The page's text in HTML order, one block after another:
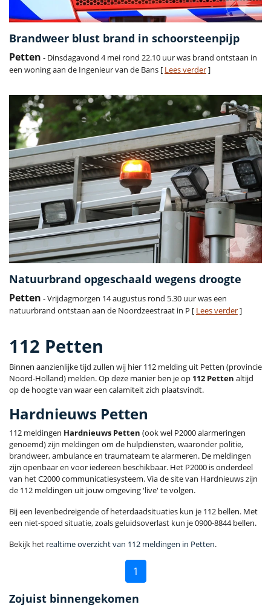
Brandweer blust brand in schoorsteenpijp
Petten - Dinsdagavond 4 mei rond 22.10 uur was brand ontstaan in
een woning aan de Ingenieur van de Bans [ Lees verder]
Natuurbrand opgeschaald wegens droogte
Petten - Vrijdagmorgen 14 augustus rond 5.30 uur was een
natuurbrand ontstaan aan de Noordzeestraat in P [ Lees verder]
112 Petten
Binnen aanzienlijke tijd zullen wij hier 112 melding uit Petten (provincie
Noord-Holland) melden. Op deze manier ben je op 112 Petten altijd
op de hoogte van waar een calamiteit zich plaatsvindt.
Hardnieuws Petten
112 meldingen Hardnieuws Petten (ook wel P2000 alarmeringen
genoemd) zijn meldingen om de hulpdiensten, waaronder politie,
brandweer, ambulance en traumateam te alarmeren. De meldingen
zijn openbaar en voor iedereen beschikbaar. Het P2000 is onderdeel
van het C2000 communicatiesysteem. Via de site van Hardnieuws zijn
de 112 meldingen uit jouw omgeving 'live' te volgen.
Bij een levenbedreigende of heterdaadsituaties kun je 112 bellen. Met
een niet-spoed situatie, zoals geluidsoverlast kun je 0900-8844 bellen.
Bekijk het realtime overzicht van 112 meldingen in Petten.
1
Zojuist binnengekomen